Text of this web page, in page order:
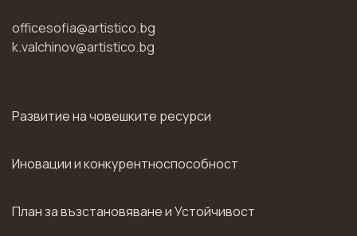
officesofia@artistico.bg
k.valchinov@artistico.bg
Развитие на човешките ресурси
Иновации и конкурентноспособност
План за възстановяване и Устойчивост